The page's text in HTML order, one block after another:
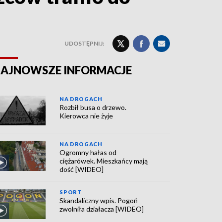
UDOSTĘPNIJ:
INFORMACJE
NA DROGACH
Rozbił busa o drzewo.
Kierowca nie żyje
NA DROGACH
Ogromny hałas od
ciężarówek. Mieszkańcy mają
dość [WIDEO]
SPORT
Skandaliczny wpis. Pogoń
zwolniła działacza [WIDEO]